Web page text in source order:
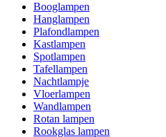
Booglampen
Hanglampen
Plafondlampen
Kastlampen
Spotlampen
Tafellampen
Nachtlampje
Vloerlampen
Wandlampen
Rotan lampen
Rookglas lampen